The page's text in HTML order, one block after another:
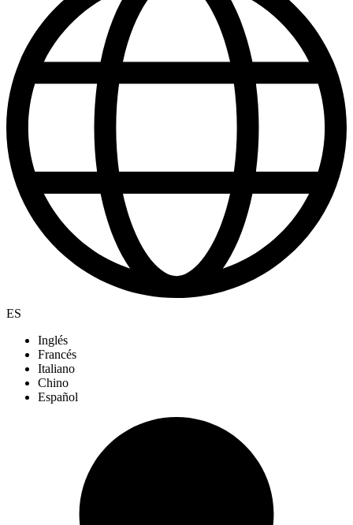
ES
Inglés
Francés
Italiano
Chino
Español